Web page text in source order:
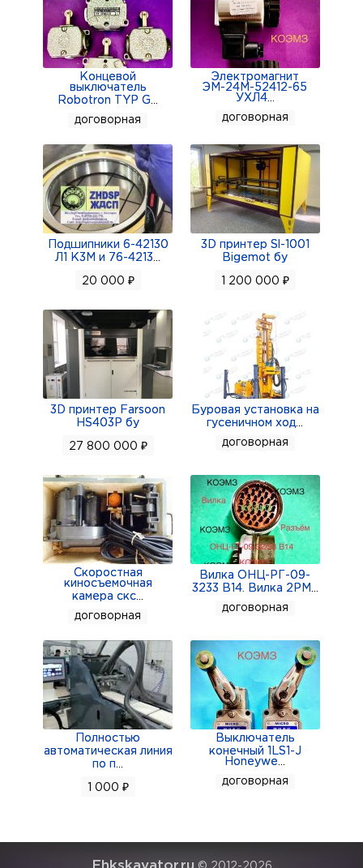
Масса не более 8,0кг
Концевой
выключатель
Robotron TYP G
договорная
Электромагнит
ЭМ-24М-52412-65
УХЛ4...
договорная
Подшипники 6-42130
Л1 К3М и 76-4213
20 000 ₽
3D принтер Sl-1001
Bigemot бу
1 200 000 ₽
3D принтер Farsoon
HS403P бу
27 800 000 ₽
Буровая установка на
гусеничном ход
договорная
Скоростная
киносъемочная
камера скс
договорная
Вилка ОНЦ-РГ-09-
3233 В14. Вилка 2РМ
договорная
Полностью
автоматическая линия
по п
1 000 ₽
Выключатель
конечный 1LS1-J
Honeywe
договорная